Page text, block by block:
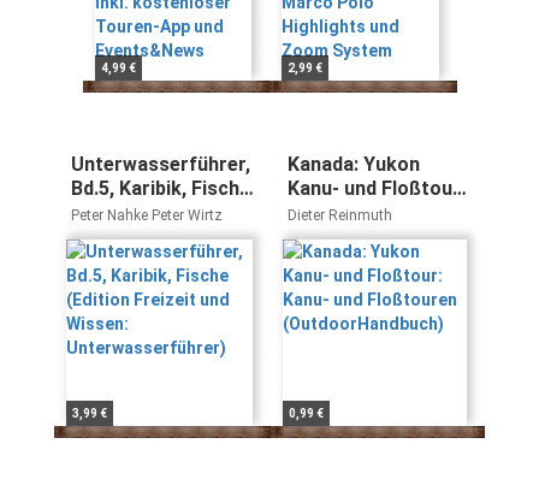
4,99 € 2,99 €
Unterwasserführer,
Bd.5, Karibik, Fische
(Edition Freizeit und
Wissen:
Unterwasserführer)
Peter Nahke Peter Wirtz
3,99 €
Kanada: Yukon
Kanu- und Floßtour:
Kanu- und
Floßtouren
(OutdoorHandbuch)
Dieter Reinmuth
0,99 €